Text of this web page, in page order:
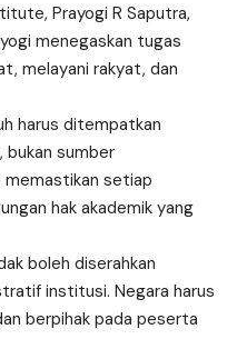
Prayogi R Saputra,
menegaskan tugas
melayani rakyat, dan
harus ditempatkan
bukan sumber
memastikan setiap
hak akademik yang
boleh diserahkan
institusi. Negara harus
berpihak pada peserta